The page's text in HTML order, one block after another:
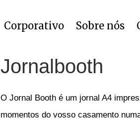
Corporativo Sobre nós
Jornalbooth
O Jornal Booth é um jornal A4
momentos do vosso casamento